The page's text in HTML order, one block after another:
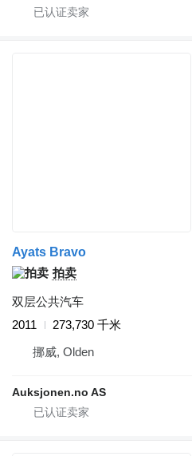
Ayats Bravo
拍卖
双层公共汽车
2011
273,730 千米
挪威, Olden
Auksjonen.no AS